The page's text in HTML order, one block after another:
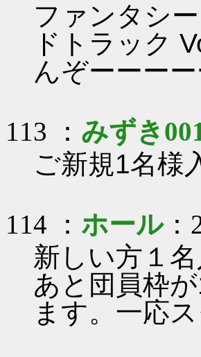
ファンタシ
ドトラック
んぞーーー
113 ： みずき
ご新規1名様
114 ： ホール：
新しい方１
あと団員枠
ます。一応